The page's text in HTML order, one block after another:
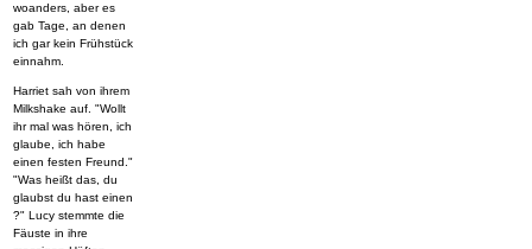
woanders, aber es
gab Tage, an denen
ich gar kein Frühstück
einnahm.
Harriet sah von ihrem
Milkshake auf. "Wollt
ihr mal was hören, ich
glaube, ich habe
einen festen Freund."
"Was heißt das, du
glaubst du hast einen
?" Lucy stemmte die
Fäuste in ihre